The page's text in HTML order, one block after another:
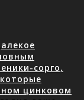
сорго,
цинковом